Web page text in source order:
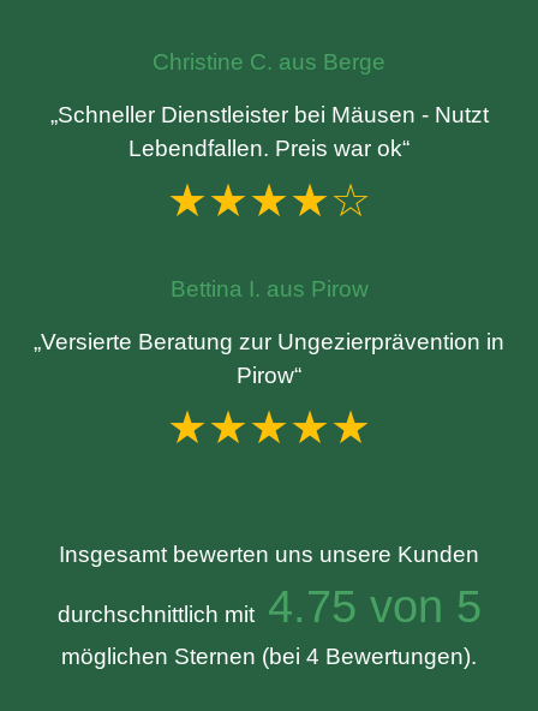
Christine C. aus Berge
„Schneller Dienstleister bei Mäusen - Nutzt
Lebendfallen. Preis war ok“
★★★★☆
Bettina I. aus Pirow
„Versierte Beratung zur Ungezierprävention in
Pirow“
★★★★★
Insgesamt bewerten uns unsere Kunden
durchschnittlich mit4.75 von 5
möglichen Sternen (bei 4 Bewertungen).